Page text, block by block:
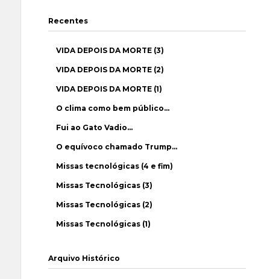
Recentes
VIDA DEPOIS DA MORTE (3)
VIDA DEPOIS DA MORTE (2)
VIDA DEPOIS DA MORTE (1)
O clima como bem público…
Fui ao Gato Vadio…
O equívoco chamado Trump…
Missas tecnológicas (4 e fim)
Missas Tecnológicas (3)
Missas Tecnológicas (2)
Missas Tecnológicas (1)
Arquivo Histórico